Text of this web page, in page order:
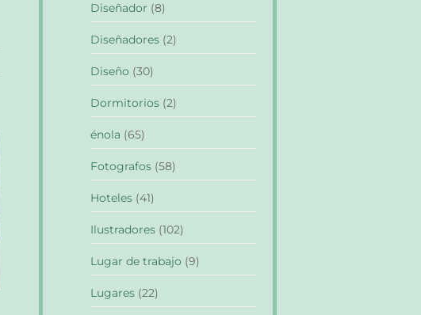
Diseñador (8)
Diseñadores (2)
Diseño (30)
Dormitorios (2)
énola (65)
Fotografos (58)
Hoteles (41)
Ilustradores (102)
Lugar de trabajo (9)
Lugares (22)